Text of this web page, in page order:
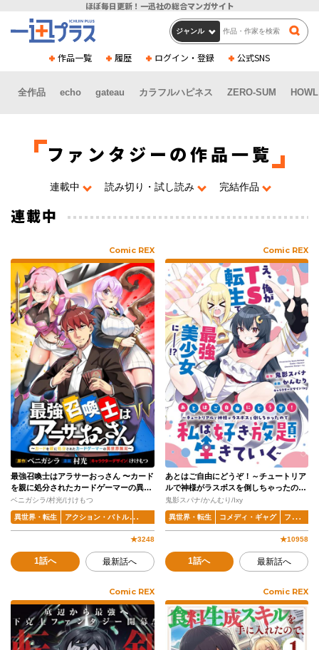
ほぼ毎日更新！ 一迅社の総合マンガサイト
作品一覧 履歴 ログイン・登録 公式SNS
全作品 echo gateau カラフルハピネス ZERO-SUM HOWL
ファンタジーの作品一覧
連載中 読み切り・試し読み 完結作品
連載中
Comic REX
最強召喚士はアラサーおっさん 〜カード
を親に処分されたカードゲーマーの異世
界無双〜
ベニガシラ/村光/けけもつ
異世界・転生 アクション・バトル ファンタジー
★3248
1話へ 最新話へ
Comic REX
あとはご自由にどうぞ！～チュートリア
ルで神様がラスボスを倒しちゃったので
私は好き放題生きていく～
鬼影スパナ/かんむり/Ixy
異世界・転生 コメディ・ギャグ ファンタジー
★10958
1話へ 最新話へ
Comic REX Comic REX